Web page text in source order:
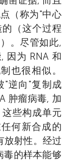
（称为"中心
（这个过程
）。尽管如此,
因为 RNA 和
也很相似。
"逆向"复制成
肿瘤病毒, 加
这些构成单元
何新合成的
放射性。经过
毒的样本能够